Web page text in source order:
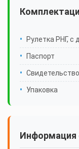
Рулетка РНГ, с
Паспорт
Упаковка
Информация